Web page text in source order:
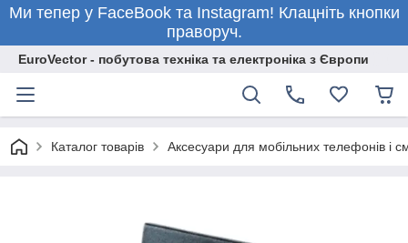
Ми тепер у FaceBook та Instagram! Клацніть кнопки
праворуч.
EuroVector - побутова техніка та електроніка з Європи
Каталог товарів Аксесуари для мобільних телефонів і